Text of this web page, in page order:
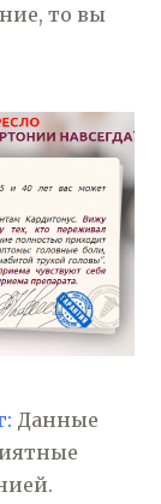
то вы
Данные